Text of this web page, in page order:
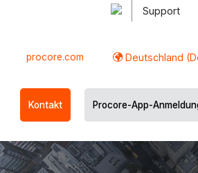
Support
procore.com Deutschland
Kontakt Procore-App-